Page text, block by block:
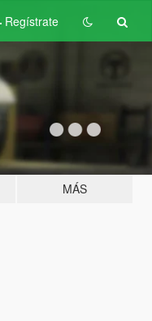
Regístrate
MÁS